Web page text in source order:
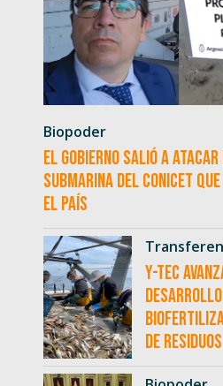
Biopoder
El Gobierno salió a
submarina del CONICET
el país
Y-TEC
desarrollo
de